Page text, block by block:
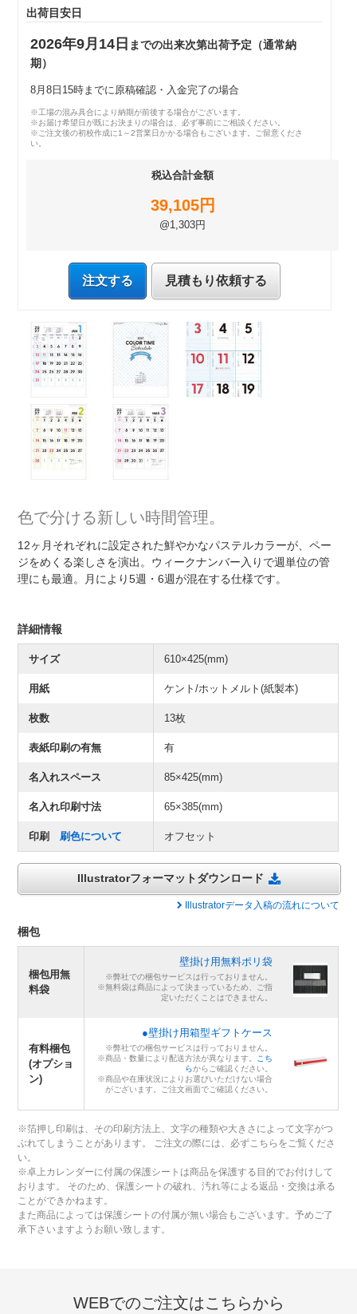
出荷目安日
2026年9月14日 までの出来次第出荷予定（通常納
期）
8月8日15時までに原稿確認・入金完了の場合
※工場の混み具合により納期が前後する場合がございます。
※お届け希望日が既にお決まりの場合は、必ず事前にご相談ください。
※ご注文後の初校作成に1～2営業日かかる場合もございます。ご留意くださ
い。
税込合計金額
39,105円
@1,303円
注文する 見積もり依頼する
色で分ける新しい時間管理。
12ヶ月それぞれに設定された鮮やかなパステルカラーが、ペー
ジをめくる楽しさを演出。ウィークナンバー入りで週単位の管
理にも最適。月により5週・6週が混在する仕様です。
詳細情報
サイズ 610×425(mm)
用紙 ケント/ホットメルト(紙製本)
枚数 13枚
表紙印刷の有無 有
名入れスペース 85×425(mm)
名入れ印刷寸法 65×385(mm)
印刷 刷色について オフセット
Illustratorフォーマットダウンロード
Illustratorデータ入稿の流れについて
梱包
梱包用無
料袋
壁掛け用無料ポリ袋
※弊社での梱包サービスは行っておりません。
※無料袋は商品によって決まっているため、ご指
定いただくことはできません。
有料梱包
(オプショ
ン)
●壁掛け用箱型ギフトケース
※弊社での梱包サービスは行っておりません。
※商品・数量により配送方法が異なります。
こち
らからご確認ください。
※商品や在庫状況によりお選びいただけない場合
がございます。ご注文画面でご確認ください。
※箔押し印刷は、その印刷方法上、文字の種類や大きさによって文字がつ
ぶれてしまうことがあります。 ご注文の際には、必ずこちらをご覧くださ
い。
※卓上カレンダーに付属の保護シートは商品を保護する目的でお付けして
おります。 そのため、保護シートの破れ、汚れ等による返品・交換は承る
ことができかねます。
また商品によっては保護シートの付属が無い場合もございます。予めご了
承下さいますようお願い致します。
WEBでのご注文はこちらから